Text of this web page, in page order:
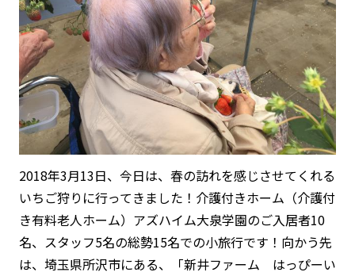
2018年3月13日、今日は、春の訪れを感じさせてくれる
いちご狩りに行ってきました！介護付きホーム（介護付
き有料老人ホーム）アズハイム大泉学園のご入居者10
名、スタッフ5名の総勢15名での小旅行です！向かう先
は、埼玉県所沢市にある、「新井ファーム はっぴーい